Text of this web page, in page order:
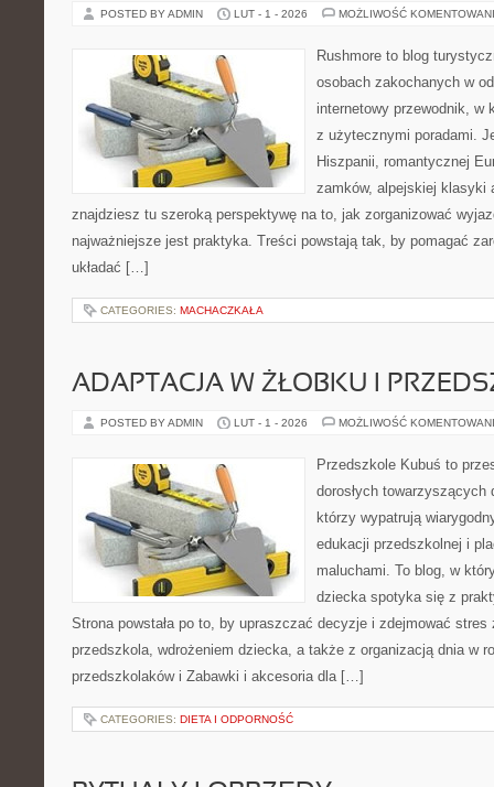
POSTED BY ADMIN LUT - 1 - 2026 MOŻLIWOŚĆ
Rushmore to blog
osobach zakochanych w
internetowy przewodnik, w
z użytecznymi poradami.
Hiszpanii, romantycznej
zamków, alpejskiej klasyki
znajdziesz tu szeroką perspektywę na to, jak zorganizować
najważniejsze jest praktyka. Treści powstają tak, by pomagać
układać […]
CATEGORIES: MACHACZKAŁA
ADAPTACJA W ŻŁOBKU I
POSTED BY ADMIN LUT - 1 - 2026 MOŻLIWOŚĆ
Przedszkole Kubuś to
dorosłych
którzy wypatrują
edukacji przedszkolnej i
maluchami. To blog, w
dziecka spotyka się z
Strona powstała po to, by upraszczać decyzje i zdejmować stres
przedszkola, wdrożeniem dziecka, a także z organizacją dnia w
przedszkolaków i Zabawki i akcesoria dla […]
CATEGORIES: DIETA I ODPORNOŚĆ